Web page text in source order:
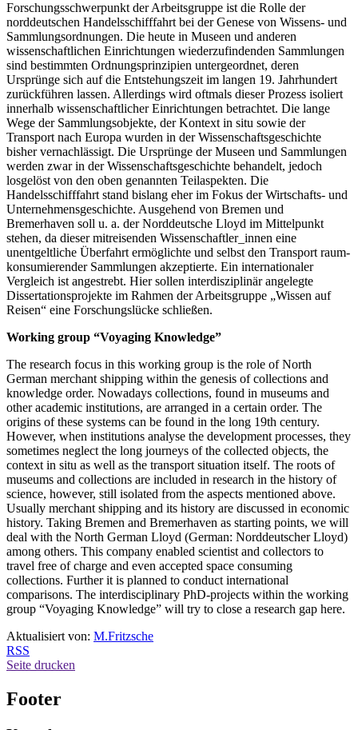
Forschungsschwerpunkt der Arbeitsgruppe ist die Rolle der
norddeutschen Handelsschifffahrt bei der Genese von Wissens- und
Sammlungsordnungen. Die heute in Museen und anderen
wissenschaftlichen Einrichtungen wiederzufindenden Sammlungen
sind bestimmten Ordnungsprinzipien untergeordnet, deren
Ursprünge sich auf die Entstehungszeit im langen 19. Jahrhundert
zurückführen lassen. Allerdings wird oftmals dieser Prozess isoliert
innerhalb wissenschaftlicher Einrichtungen betrachtet. Die lange
Wege der Sammlungsobjekte, der Kontext in situ sowie der
Transport nach Europa wurden in der Wissenschaftsgeschichte
bisher vernachlässigt. Die Ursprünge der Museen und Sammlungen
werden zwar in der Wissenschaftsgeschichte behandelt, jedoch
losgelöst von den oben genannten Teilaspekten. Die
Handelsschifffahrt stand bislang eher im Fokus der Wirtschafts- und
Unternehmensgeschichte. Ausgehend von Bremen und
Bremerhaven soll u. a. der Norddeutsche Lloyd im Mittelpunkt
stehen, da dieser mitreisenden Wissenschaftler_innen eine
unentgeltliche Überfahrt ermöglichte und selbst den Transport raum-
konsumierender Sammlungen akzeptierte. Ein internationaler
Vergleich ist angestrebt. Hier sollen interdisziplinär angelegte
Dissertationsprojekte im Rahmen der Arbeitsgruppe „Wissen auf
Reisen“ eine Forschungslücke schließen.
Working group “Voyaging Knowledge”
The research focus in this working group is the role of North
German merchant shipping within the genesis of collections and
knowledge order. Nowadays collections, found in museums and
other academic institutions, are arranged in a certain order. The
origins of these systems can be found in the long 19th century.
However, when institutions analyse the development processes, they
sometimes neglect the long journeys of the collected objects, the
context in situ as well as the transport situation itself. The roots of
museums and collections are included in research in the history of
science, however, still isolated from the aspects mentioned above.
Usually merchant shipping and its history are discussed in economic
history. Taking Bremen and Bremerhaven as starting points, we will
deal with the North German Lloyd (German: Norddeutscher Lloyd)
among others. This company enabled scientist and collectors to
travel free of charge and even accepted space consuming
collections. Further it is planned to conduct international
comparisons. The interdisciplinary PhD-projects within the working
group “Voyaging Knowledge” will try to close a research gap here.
Aktualisiert von: M.Fritzsche
RSS
Seite drucken
Footer